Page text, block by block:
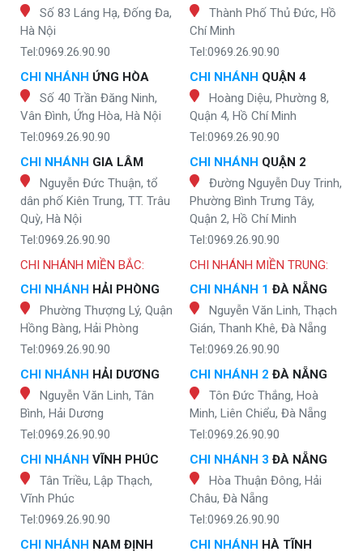
Số 83 Láng Hạ, Đống Đa,
Hà Nội
Tel:0969.26.90.90
CHI NHÁNH ỨNG HÒA
Số 40 Trần Đăng Ninh,
Vân Đình, Ứng Hòa, Hà Nội
Tel:0969.26.90.90
CHI NHÁNH GIA LÂM
Nguyễn Đức Thuận, tổ
dân phố Kiên Trung, TT. Trâu
Quỳ, Hà Nội
Tel:0969.26.90.90
Thành Phố Thủ Đức, Hồ
Chí Minh
Tel:0969.26.90.90
CHI NHÁNH QUẬN 4
Hoàng Diệu, Phường 8,
Quận 4, Hồ Chí Minh
Tel:0969.26.90.90
CHI NHÁNH QUẬN 2
Đường Nguyễn Duy Trinh,
Phường Bình Trưng Tây,
Quận 2, Hồ Chí Minh
Tel:0969.26.90.90
CHI NHÁNH MIỀN BẮC:
CHI NHÁNH HẢI PHÒNG
Phường Thượng Lý, Quận
Hồng Bàng, Hải Phòng
Tel:0969.26.90.90
CHI NHÁNH HẢI DƯƠNG
Nguyễn Văn Linh, Tân
Bình, Hải Dương
Tel:0969.26.90.90
CHI NHÁNH VĨNH PHÚC
Tân Triều, Lập Thạch,
Vĩnh Phúc
Tel:0969.26.90.90
CHI NHÁNH NAM ĐỊNH
CHI NHÁNH MIỀN TRUNG:
CHI NHÁNH 1 ĐÀ NẴNG
Nguyễn Văn Linh, Thạch
Gián, Thanh Khê, Đà Nẵng
Tel:0969.26.90.90
CHI NHÁNH 2 ĐÀ NẴNG
Tôn Đức Thắng, Hoà
Minh, Liên Chiểu, Đà Nẵng
Tel:0969.26.90.90
CHI NHÁNH 3 ĐÀ NẴNG
Hòa Thuận Đông, Hải
Châu, Đà Nẵng
Tel:0969.26.90.90
CHI NHÁNH HÀ TĨNH